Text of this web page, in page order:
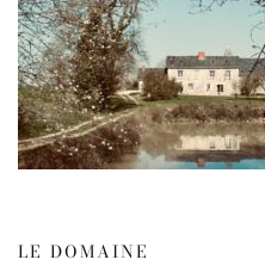
LE DOMAINE